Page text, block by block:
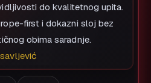
do kvalitetnog upita.
first i dokazni sloj bez
obima saradnje.